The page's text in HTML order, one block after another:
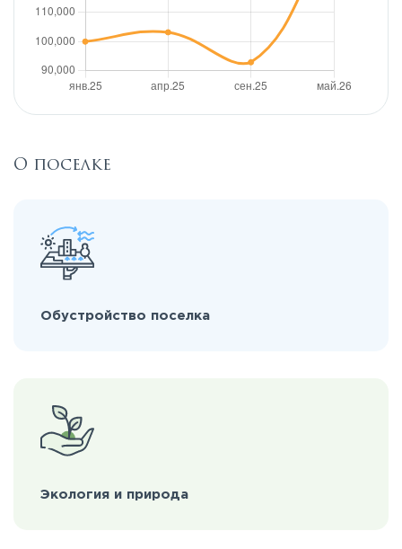
О поселке
Обустройство поселка
Экология и природа